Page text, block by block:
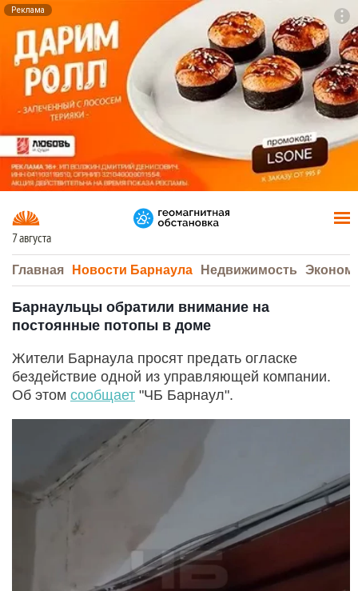
Реклама
7 августа
Главная Новости Барнаула Недвижимость
Барнаульцы обратили внимание на
постоянные потопы в доме
Жители Барнаула просят предать огласке
бездействие одной из управляющей компании.
Об этом сообщает "ЧБ Барнаул".